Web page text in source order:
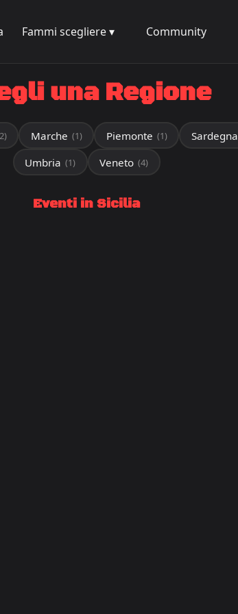
Fammi scegliere ▾ Community
una Regione
Marche (1) Piemonte (1) Sardegna
Umbria (1) Veneto (4)
Eventi in Sicilia